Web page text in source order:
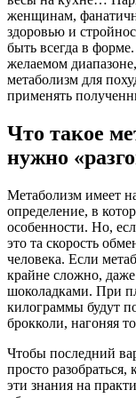
женщинам,
здоровью и
быть всегда в
желаемом
метаболизм для
применять
Что такое
нужно
Метаболизм имеет
определение, в
особенности. Но,
это та скорость
человека. Если
крайне сложно,
шоколадками. При
килограммы будут
брокколи, нагоняя
Чтобы последний
просто
эти знания на